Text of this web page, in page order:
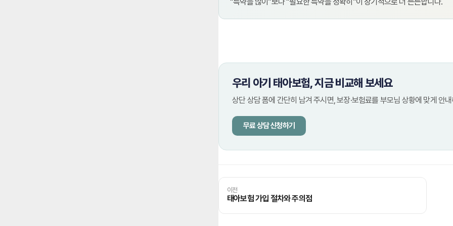
우리 아기 태아보험, 지금 비교해 보세요
상단 상담 폼에 간단히 남겨 주시면, 보장·보험료를 부모님 상황에 맞게 안
무료 상담 신청하기
이전
태아보험 가입 절차와 주의점